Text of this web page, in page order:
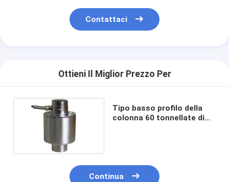
Contattaci
Ottieni Il Miglior Prezzo Per
Tipo basso profilo della
colonna 60 tonnellate di
Continua